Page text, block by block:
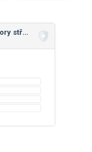
Podstatná jména: vzory středního rodu